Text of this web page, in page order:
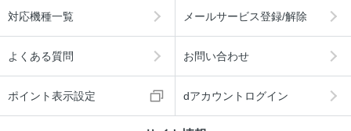
対応機種一覧 メールサービス登録/解除
よくある質問 お問い合わせ
ポイント表示設定 dアカウントログイン